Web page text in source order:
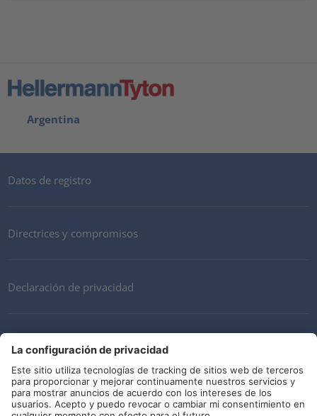
Argentina
Datos de registro
Directrices y compromisos
Declaración de privacidad
Términos y Condiciones